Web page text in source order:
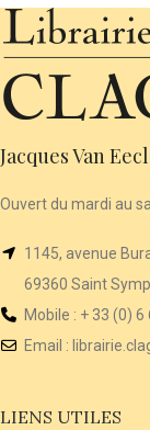
Jacques Van
Ouvert du mardi au
1145, avenue
69360 Saint
Mobile : + 33 (0) 6
Email : librairie
LIENS UTILES